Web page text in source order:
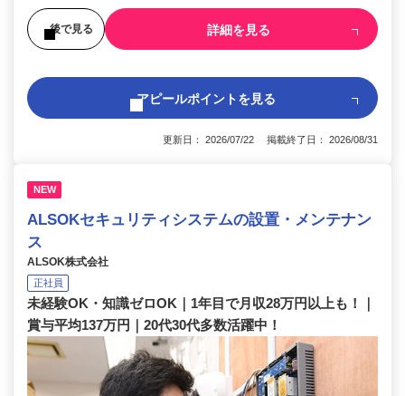
後で見る 詳細を見る
アピールポイントを見る
更新日： 2026/07/22 掲載終了日： 2026/08/31
NEW
ALSOKセキュリティシステムの設置・メンテナン
ス
ALSOK株式会社
正社員
未経験OK・知識ゼロOK｜1年目で月収28万円以上も！｜
賞与平均137万円｜20代30代多数活躍中！